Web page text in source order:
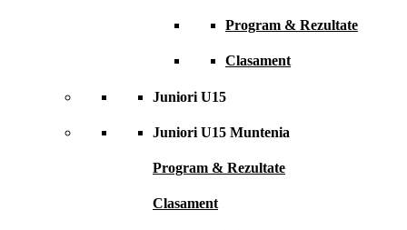
Program & Rezultate
Clasament
Juniori U15
Juniori U15 Muntenia
Program & Rezultate
Clasament